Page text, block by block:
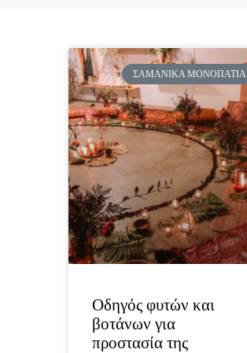
ΣΑΜΑΝΙΚΆ ΜΟΝΟΠΆΤΙΑ
Οδηγός φυτών και
βοτάνων για
προστασία της